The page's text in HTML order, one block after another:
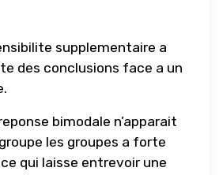
supplementaire a
des conclusions face a un
bimodale n’apparait
les groupes a forte
qui laisse entrevoir une